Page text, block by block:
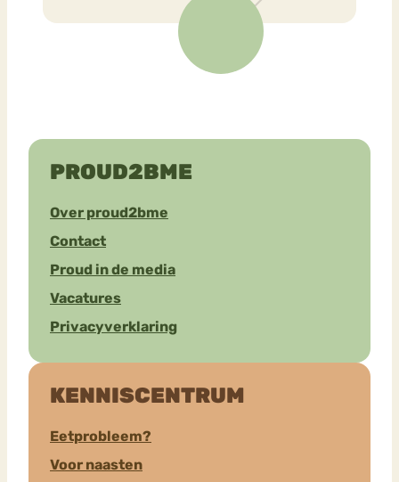
PROUD2BME
Over proud2bme
Contact
Proud in de media
Vacatures
Privacyverklaring
KENNISCENTRUM
Eetprobleem?
Voor naasten